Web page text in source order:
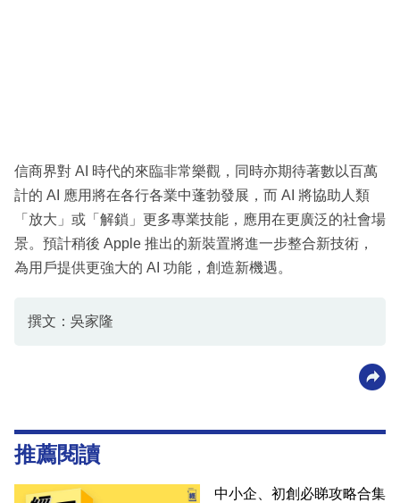
信商界對 AI 時代的來臨非常樂觀，同時亦期待著數以百萬
計的 AI 應用將在各行各業中蓬勃發展，而 AI 將協助人類
「放大」或「解鎖」更多專業技能，應用在更廣泛的社會場
景。預計稍後 Apple 推出的新裝置將進一步整合新技術，
為用戶提供更強大的 AI 功能，創造新機遇。
撰文：吳家隆
推薦閱讀
中小企、初創必睇攻略合集